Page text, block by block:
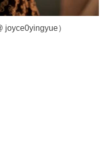
joyce0yingyue）